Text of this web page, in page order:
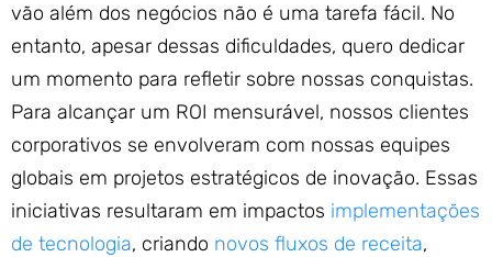
vão além dos negócios não é uma tarefa fácil. No
entanto, apesar dessas dificuldades, quero dedicar
um momento para refletir sobre nossas conquistas.
Para alcançar um ROI mensurável, nossos clientes
corporativos se envolveram com nossas equipes
globais em projetos estratégicos de inovação. Essas
iniciativas resultaram em impactos implementações
de tecnologia, criando novos fluxos de receita,